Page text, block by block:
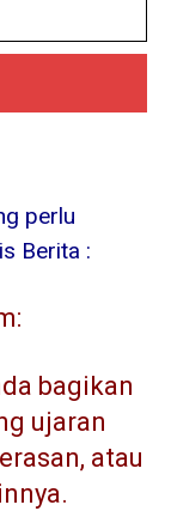
perlu
Berita :
bagikan
ujaran
atau